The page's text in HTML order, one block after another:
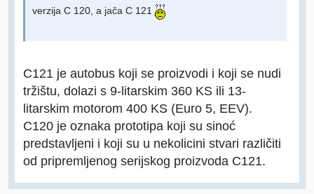
verzija C 120, a jača C 121
C121 je autobus koji se proizvodi i koji se nudi
tržištu, dolazi s 9-litarskim 360 KS ili 13-
litarskim motorom 400 KS (Euro 5, EEV).
C120 je oznaka prototipa koji su sinoć
predstavljeni i koji su u nekolicini stvari različiti
od pripremljenog serijskog proizvoda C121.